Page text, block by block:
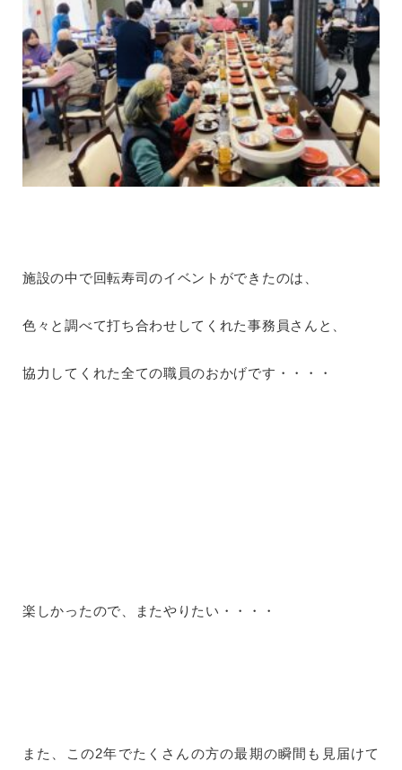
施設の中で回転寿司のイベントができたのは、
色々と調べて打ち合わせしてくれた事務員さんと、
協力してくれた全ての職員のおかげです・・・・
楽しかったので、またやりたい・・・・
また、この2年でたくさんの方の最期の瞬間も見届けて